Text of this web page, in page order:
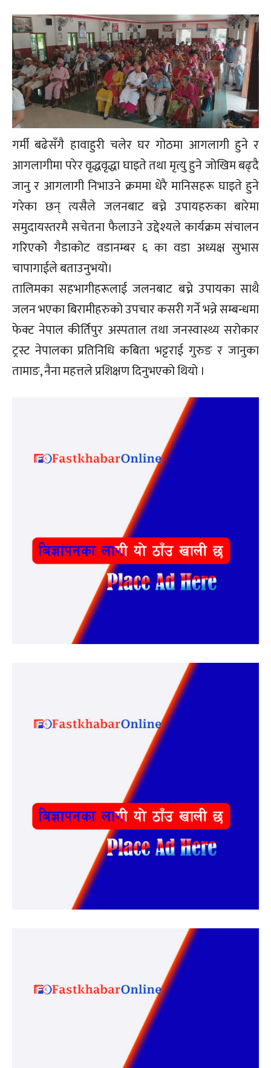
गर्मी बढेसँगै हावाहुरी चलेर घर गोठमा आगलागी हुने र
आगलागीमा परेर वृद्धवृद्धा घाइते तथा मृत्यु हुने जोखिम बढ्दै
जानु र आगलागी निभाउने क्रममा धेरै मानिसहरू घाइते हुने
गरेका छन् त्यसैले जलनबाट बच्ने उपायहरुका बारेमा
समुदायस्तरमै सचेतना फैलाउने उद्देश्यले कार्यक्रम संचालन
गरिएकोे गैडाकोट वडानम्बर ६ का वडा अध्यक्ष सुभास
चापागाईले बताउनुभयो।
तालिमका सहभागीहरूलाई जलनबाट बच्ने उपायका साथै
जलन भएका बिरामीहरुको उपचार कसरी गर्ने भन्ने सम्बन्धमा
फेक्ट नेपाल कीर्तिपुर अस्पताल तथा जनस्वास्थ्य सरोकार
ट्रस्ट नेपालका प्रतिनिधि कबिता भट्टराई गुरुङ र जानुका
तामाङ, नैना महत्तले प्रशिक्षण दिनुभएको थियो ।